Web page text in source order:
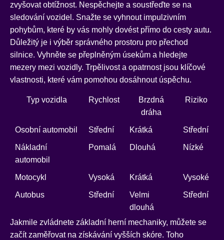
zvyšovat obtížnost. Nespěchejte a soustřeďte se na
sledování vozidel. Snažte se vyhnout impulzivním
pohybům, které by vás mohly dovést přímo do cesty autu.
Důležitý je i výběr správného prostoru pro přechod
silnice. Vyhněte se přeplněným úsekům a hledejte
mezery mezi vozidly. Trpělivost a opatrnost jsou klíčové
vlastnosti, které vám pomohou dosáhnout úspěchu.
Typ vozidla Rychlost
Brzdná
dráha
Riziko
Osobní automobil Střední Krátká Střední
Nákladní
automobil
Pomalá Dlouhá Nízké
Motocykl Vysoká Krátká Vysoké
Autobus Střední
Velmi
dlouhá
Střední
Jakmile zvládnete základní herní mechaniky, můžete se
začít zaměřovat na získávání vyšších skóre. Toho